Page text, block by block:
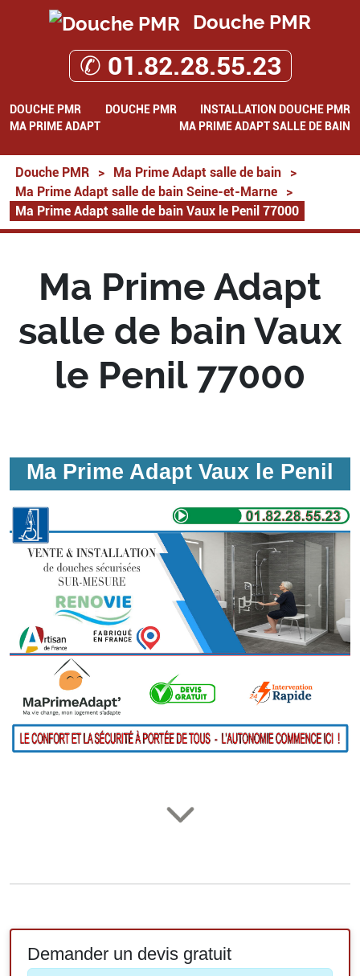
Douche PMR
✆ 01.82.28.55.23
DOUCHE PMR DOUCHE PMR
INSTALLATION DOUCHE PMR
MA PRIME ADAPT
MA PRIME ADAPT SALLE DE BAIN
Douche PMR > Ma Prime Adapt salle de bain
>
Ma Prime Adapt salle de bain Seine-et-Marne
>
Ma Prime Adapt salle de bain Vaux le Penil 77000
Ma Prime Adapt
salle de bain Vaux
le Penil 77000
Ma Prime Adapt Vaux le Penil
Demander un devis gratuit